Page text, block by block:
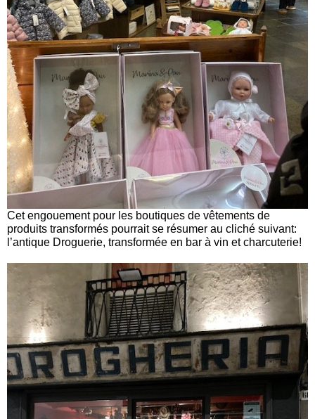
Cet engouement pour les boutiques de vêtements de
produits transformés pourrait se résumer au cliché suivant:
l’antique Droguerie, transformée en bar à vin et charcuterie!